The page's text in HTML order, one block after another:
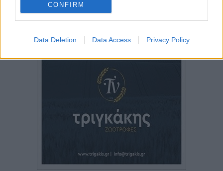
CONFIRM
Data Deletion Data Access Privacy Policy